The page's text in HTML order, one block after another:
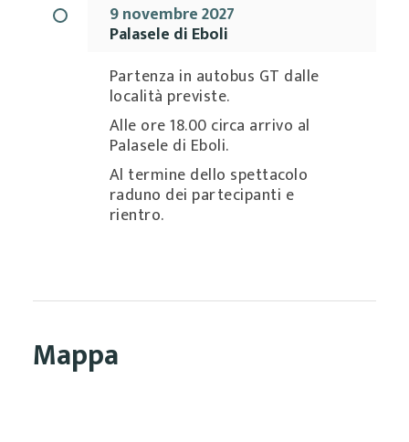
9 novembre 2027
Palasele di Eboli
Partenza in autobus GT dalle
località previste.
Alle ore 18.00 circa arrivo al
Palasele di Eboli.
Al termine dello spettacolo
raduno dei partecipanti e
rientro.
Mappa